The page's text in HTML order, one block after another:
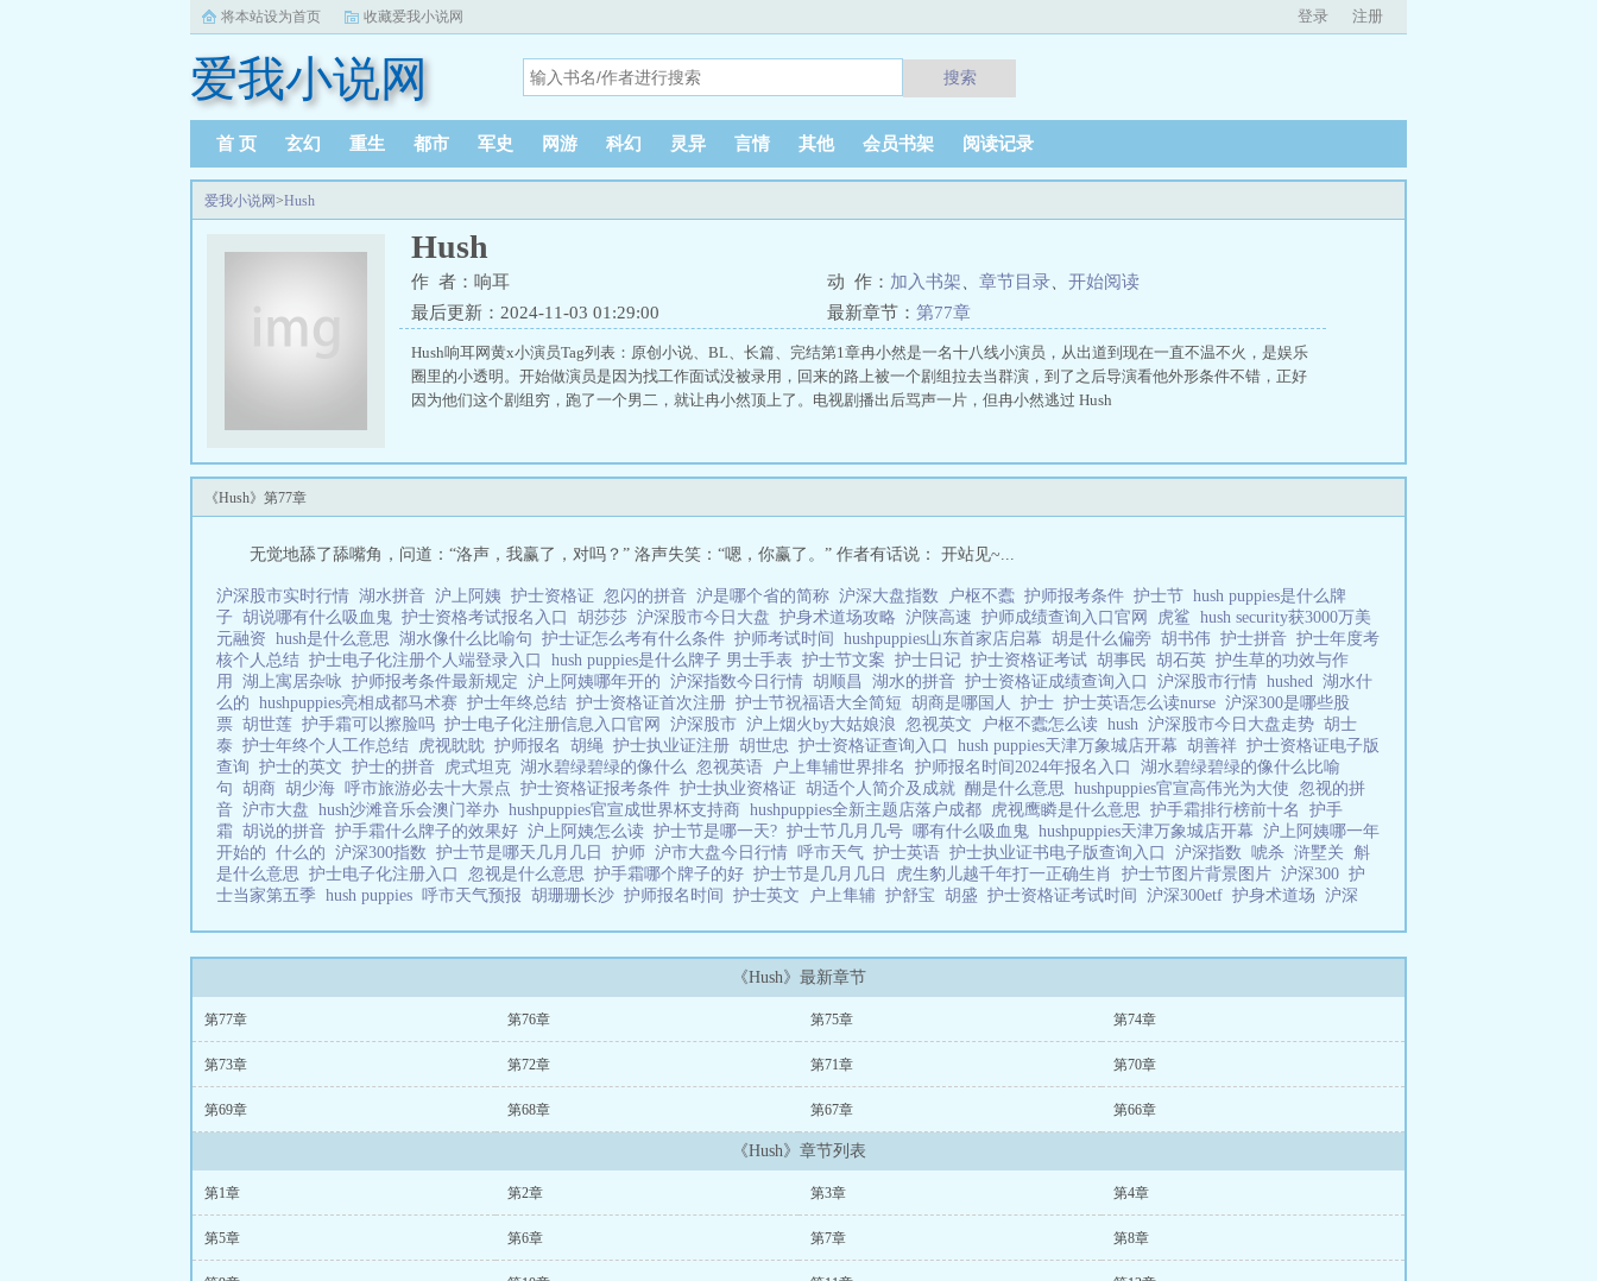
将本站设为首页 收藏爱我小说网 登录 注册
爱我小说网 搜索
首 页 玄幻 重生 都市 军史 网游 科幻 灵异 言情 其他 会员书架 阅读记录
爱我小说网>Hush
Hush
作 者：响耳 动 作： 加入书架 章节目录
开始阅读
最后更新：2024-11-03 01:29:00
最新章节： 第77章
Hush响耳网黄x小演员Tag列表：原创小说、BL、长篇、完结第1章冉小然是一名十八线小演员，从出道到现在一直不温不火，是娱乐
圈里的小透明。开始做演员是因为找工作面试没被录用，回来的路上被一个剧组拉去当群演，到了之后导演看他外形条件不错，正好
因为他们这个剧组穷，跑了一个男二，就让冉小然顶上了。电视剧播出后骂声一片，但冉小然逃过 Hush
《Hush》第77章
无觉地舔了舔嘴角，问道：“洛声，我赢了，对吗？” 洛声失笑：“嗯，你赢了。” 作者有话说： 开站见~...
沪深股市实时行情 湖水拼音 沪上阿姨 护士资格证 忽闪的拼音 沪是哪个省的简称 沪深大盘指数 户枢不蠹 护师报考条件 护士节 hush puppies是什么牌
子 胡说哪有什么吸血鬼 护士资格考试报名入口 胡莎莎 沪深股市今日大盘 护身术道场攻略 沪陕高速 护师成绩查询入口官网 虎鲨 hush security获3000万美
元融资 hush是什么意思 湖水像什么比喻句 护士证怎么考有什么条件 护师考试时间 hushpuppies山东首家店启幕 胡是什么偏旁 胡书伟 护士拼音 护士年度考
核个人总结 护士电子化注册个人端登录入口 hush puppies是什么牌子 男士手表 护士节文案 护士日记 护士资格证考试 胡事民 胡石英 护生草的功效与作
用 湖上寓居杂咏 护师报考条件最新规定 沪上阿姨哪年开的 沪深指数今日行情 胡顺昌 湖水的拼音 护士资格证成绩查询入口 沪深股市行情 hushed 湖水什
么的 hushpuppies亮相成都马术赛 护士年终总结 护士资格证首次注册 护士节祝福语大全简短 胡商是哪国人 护士 护士英语怎么读nurse 沪深300是哪些股
票 胡世莲 护手霜可以擦脸吗 护士电子化注册信息入口官网 沪深股市 沪上烟火by大姑娘浪 忽视英文 户枢不蠹怎么读 hush 沪深股市今日大盘走势 胡士
泰 护士年终个人工作总结 虎视眈眈 护师报名 胡绳 护士执业证注册 胡世忠 护士资格证查询入口 hush puppies天津万象城店开幕 胡善祥 护士资格证电子版
查询 护士的英文 护士的拼音 虎式坦克 湖水碧绿碧绿的像什么 忽视英语 户上隼辅世界排名 护师报名时间2024年报名入口 湖水碧绿碧绿的像什么比喻
句 胡商 胡少海 呼市旅游必去十大景点 护士资格证报考条件 护士执业资格证 胡适个人简介及成就 醐是什么意思 hushpuppies官宣高伟光为大使 忽视的拼
音 沪市大盘 hush沙滩音乐会澳门举办 hushpuppies官宣成世界杯支持商 hushpuppies全新主题店落户成都 虎视鹰瞵是什么意思 护手霜排行榜前十名 护手
霜 胡说的拼音 护手霜什么牌子的效果好 沪上阿姨怎么读 护士节是哪一天? 护士节几月几号 哪有什么吸血鬼 hushpuppies天津万象城店开幕 沪上阿姨哪一年
开始的 什么的 沪深300指数 护士节是哪天几月几日 护师 沪市大盘今日行情 呼市天气 护士英语 护士执业证书电子版查询入口 沪深指数 唬杀 浒墅关 斛
是什么意思 护士电子化注册入口 忽视是什么意思 护手霜哪个牌子的好 护士节是几月几日 虎生豹儿越千年打一正确生肖 护士节图片背景图片 沪深300 护
士当家第五季 hush puppies 呼市天气预报 胡珊珊长沙 护师报名时间 护士英文 户上隼辅 护舒宝 胡盛 护士资格证考试时间 沪深300etf 护身术道场 沪深
《Hush》最新章节
第77章 第76章 第75章 第74章
第73章 第72章 第71章 第70章
第69章 第68章 第67章 第66章
《Hush》章节列表
第1章 第2章 第3章 第4章
第5章 第6章 第7章 第8章